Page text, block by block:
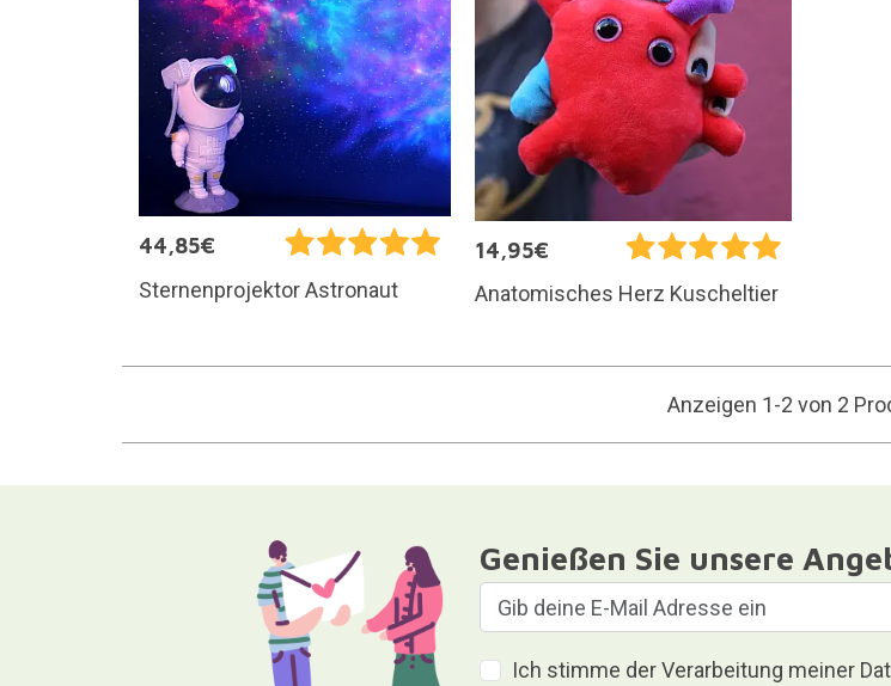
44,85€
Sternenprojektor Astronaut
14,95€
Anatomisches Herz Kuscheltier
Anzeigen 1-2 von 2
Genießen Sie unsere
Ich stimme der Verarbeitung meiner